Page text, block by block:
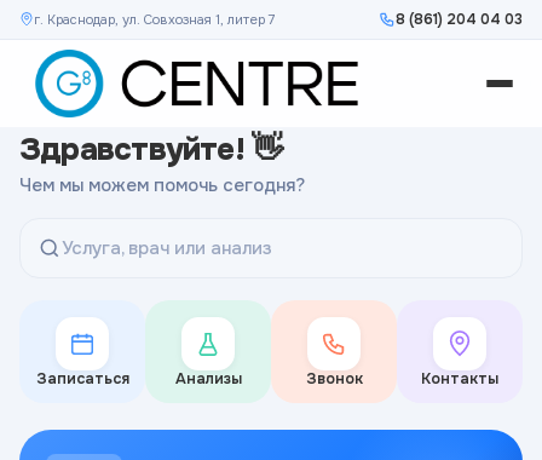
г. Краснодар, ул. Совхозная 1, литер 7 8 (861) 204 04 03
Здравствуйте! 👋
Чем мы можем помочь сегодня?
Услуга, врач или анализ
Записаться Анализы Звонок Контакты